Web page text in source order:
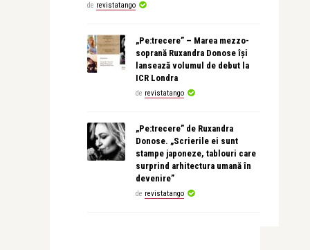
de revistatango
„Pe:trecere” – Marea mezzo-
soprană Ruxandra Donose își
lansează volumul de debut la
ICR Londra
de revistatango
„Pe:trecere” de Ruxandra
Donose. „Scrierile ei sunt
stampe japoneze, tablouri care
surprind arhitectura umană în
devenire”
de revistatango